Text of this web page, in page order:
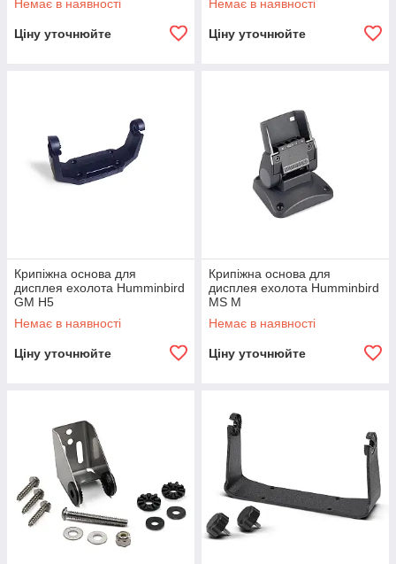
Немає в наявності
Ціну уточнюйте
Немає в наявності
Ціну уточнюйте
Крипіжна основа для
дисплея ехолота Humminbird
GM H5
Немає в наявності
Ціну уточнюйте
Крипіжна основа для
дисплея ехолота Humminbird
MS M
Немає в наявності
Ціну уточнюйте